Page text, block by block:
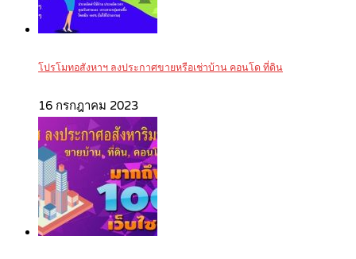
โปรโมทอสังหาฯ ลงประกาศขายหรือเช่าบ้าน คอนโด ที่ดิน
16 กรกฎาคม 2023